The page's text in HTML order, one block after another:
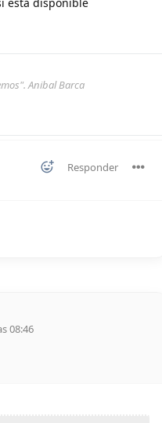
Anibal Barca
Responder
08:46